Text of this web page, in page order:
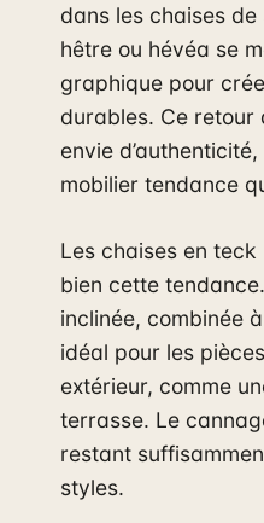
dans les chaises
hêtre ou hévéa se
graphique pour
durables. Ce retour
envie
mobilier tendance
Les chaises en
bien cette
inclinée, combinée
idéal pour les
extérieur, comme
terrasse. Le
restant
styles.